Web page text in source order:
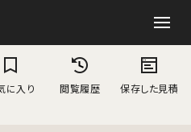
に入り 閲覧履歴 保存した見積